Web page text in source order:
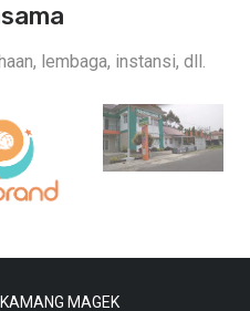
lembaga, instansi, dll.
MAGEK